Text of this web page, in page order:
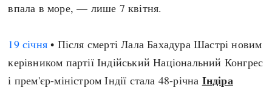
впала в море, — лише 7 квітня.
19 січня • Після смерті Лала Бахадура Шастрі новим
керівником партії Індійський Національний Конгрес
і прем'єр-міністром Індії стала 48-річна Індіра